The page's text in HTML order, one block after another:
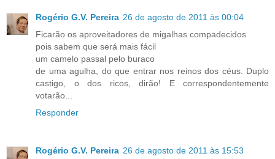
Rogério G.V. Pereira 26 de agosto de 2011 às 00:04
Ficarão os aproveitadores de migalhas compadecidos
pois sabem que será mais fácil
um camelo passal pelo buraco
de uma agulha, do que entrar nos reinos dos céus. Duplo
castigo, o dos ricos, dirão! E correspondentemente
votarão...
Responder
Rogério G.V. Pereira 26 de agosto de 2011 às 15:53